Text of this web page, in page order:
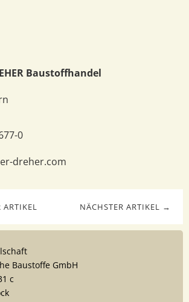
Baustoffhandel
0
dreher.com
NÄCHSTER ARTIKEL →
ARTIKEL
Baustoffe GmbH
c